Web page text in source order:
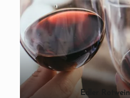
Edler Rotwein